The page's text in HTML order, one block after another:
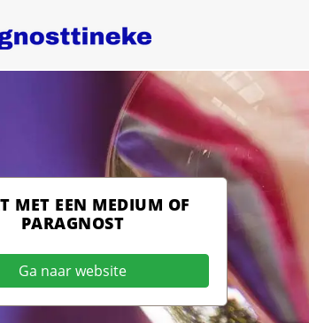
MET EEN MEDIUM OF
PARAGNOST
Ga naar website